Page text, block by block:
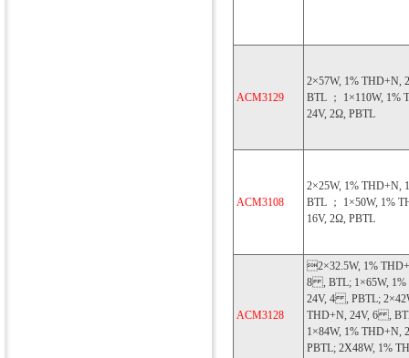
ACM3129
2×57W, 1% THD+N,
BTL ； 1×110W, 1%
24V, 2Ω, PBTL
ACM3108
2×25W, 1% THD+N,
BTL ； 1×50W, 1%
16V, 2Ω, PBTL
ACM3128
2×32.5W, 1%
8 , BTL; 1×65W, 1%
24V, 4 , PBTL;
THD+N, 24V, 6 ,
1×84W, 1% THD+N,
PBTL; 2X48W, 1%